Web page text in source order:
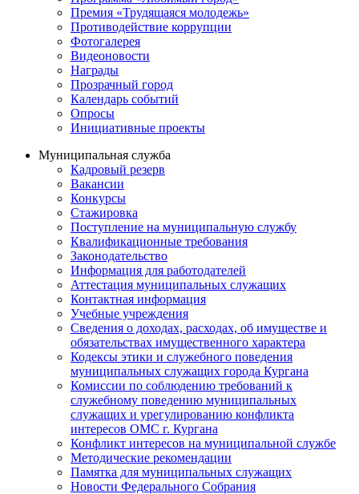
Премия «Трудящаяся молодежь»
Противодействие коррупции
Фотогалерея
Видеоновости
Награды
Прозрачный город
Календарь событий
Опросы
Инициативные проекты
Муниципальная служба
Кадровый резерв
Вакансии
Конкурсы
Стажировка
Поступление на муниципальную службу
Квалификационные требования
Законодательство
Информация для работодателей
Аттестация муниципальных служащих
Контактная информация
Учебные учреждения
Сведения о доходах, расходах, об имуществе и
обязательствах имущественного характера
Кодексы этики и служебного поведения
муниципальных служащих города Кургана
Комиссии по соблюдению требований к
служебному поведению муниципальных
служащих и урегулированию конфликта
интересов ОМС г. Кургана
Конфликт интересов на муниципальной службе
Методические рекомендации
Памятка для муниципальных служащих
Новости Федерального Cобрания